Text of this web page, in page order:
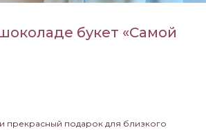
букет «Самой
прекрасный подарок для близкого